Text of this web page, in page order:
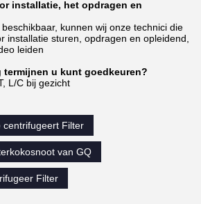
installatie, het opdragen en
kunnen wij onze technici die
installatie sturen, opdragen en opleidend,
leiden
termijnen u kunt goedkeuren?
L/C bij gezicht
centrifugeert Filter
van GQ
Filter